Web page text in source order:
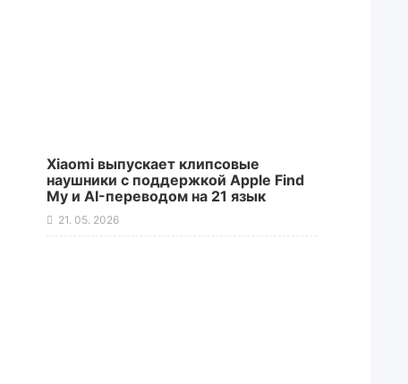
Xiaomi выпускает клипсовые
наушники с поддержкой Apple Find
My и AI-переводом на 21 язык
21. 05. 2026